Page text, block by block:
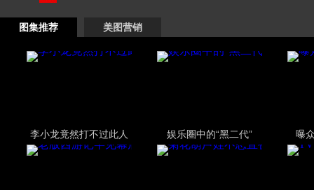
图集推荐 美图营销
李小龙竟然打不过此人 娱乐圈中的“黑二代” 曝